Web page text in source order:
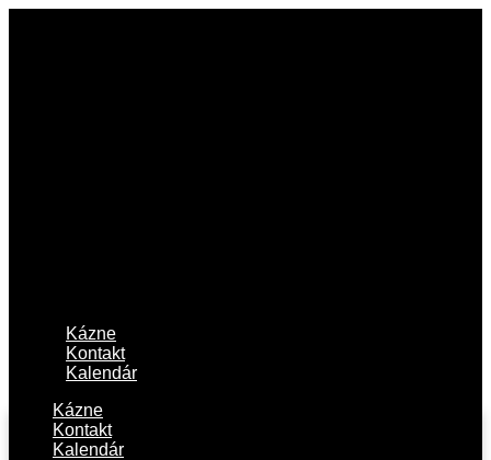
Kázne
Kontakt
Kalendár
Kázne
Kontakt
Kalendár